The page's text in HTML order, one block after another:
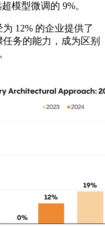
模型微调的 9%。
12% 的企业提供了
务的能力，成为区别